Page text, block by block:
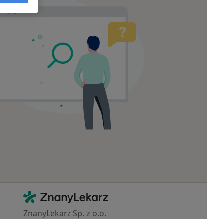
Kontakt
ZnanyLekarz - Strona główna
ZnanyLekarz Sp. z o.o.